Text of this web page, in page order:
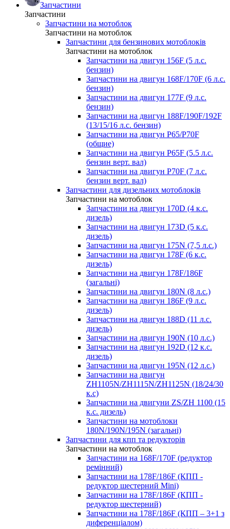
Запчастини
Запчастини
Запчастини на мотоблок
Запчастини на мотоблок
Запчастини для бензинових мотоблоків
Запчастини на мотоблок
Запчастини на двигун 156F (5 л.с.
бензин)
Запчастини на двигун 168F/170F (6 л.с.
бензин)
Запчастини на двигун 177F (9 л.с.
бензин)
Запчастини на двигун 188F/190F/192F
(13/15/16 л.с. бензин)
Запчастини на двигун P65/P70F
(общие)
Запчастини на двигун P65F (5.5 л.с.
бензин верт. вал)
Запчастини на двигун P70F (7 л.с.
бензин верт. вал)
Запчастини для дизельних мотоблоків
Запчастини на мотоблок
Запчастини на двигун 170D (4 к.с.
дизель)
Запчастини на двигун 173D (5 к.с.
дизель)
Запчастини на двигун 175N (7,5 л.с.)
Запчастини на двигун 178F (6 к.с.
дизель)
Запчастини на двигун 178F/186F
(загальні)
Запчастини на двигун 180N (8 л.с.)
Запчастини на двигун 186F (9 л.с.
дизель)
Запчастини на двигун 188D (11 л.с.
дизель)
Запчастини на двигун 190N (10 л.с.)
Запчастини на двигун 192D (12 к.с.
дизель)
Запчастини на двигун 195N (12 л.с.)
Запчастини на двигун
ZH1105N/ZH1115N/ZH1125N (18/24/30
к.с)
Запчастини на двигуни ZS/ZH 1100 (15
к.с. дизель)
Запчастини на мотоблоки
180N/190N/195N (загальні)
Запчастини для кпп та редукторів
Запчастини на мотоблок
Запчастини на 168F/170F (редуктор
ремінний)
Запчастини на 178F/186F (КПП -
редуктор шестерний Mini)
Запчастини на 178F/186F (КПП -
редуктор шестерний)
Запчастини на 178F/186F (КПП – 3+1 з
диференціалом)